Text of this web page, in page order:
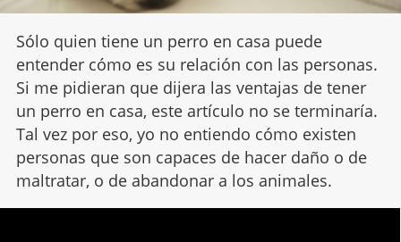
Sólo quien tiene un perro en casa puede
entender cómo es su relación con las personas.
Si me pidieran que dijera las ventajas de tener
un perro en casa, este artículo no se terminaría.
Tal vez por eso, yo no entiendo cómo existen
personas que son capaces de hacer daño o de
maltratar, o de abandonar a los animales.